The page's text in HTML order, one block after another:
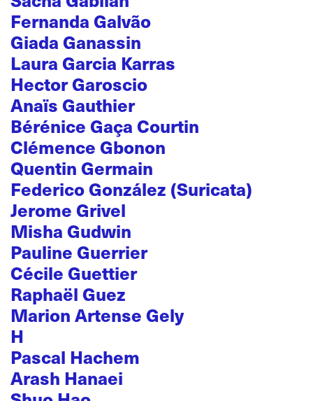
Fernanda Galvão
Giada Ganassin
Laura Garcia Karras
Hector Garoscio
Anaïs Gauthier
Bérénice Gaça Courtin
Clémence Gbonon
Quentin Germain
Federico González (Suricata)
Jerome Grivel
Misha Gudwin
Pauline Guerrier
Cécile Guettier
Raphaël Guez
Marion Artense Gely
H
Pascal Hachem
Arash Hanaei